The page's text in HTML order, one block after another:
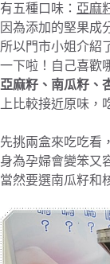
有五種口味： 亞麻
因為添加的堅果成
所以門市小姐介紹
一下啦！自己喜歡
亞麻籽、 南瓜籽、
上比較接近原味，
先挑兩盒來吃吃看，
身為孕婦會變笨又
當然要選南瓜籽和